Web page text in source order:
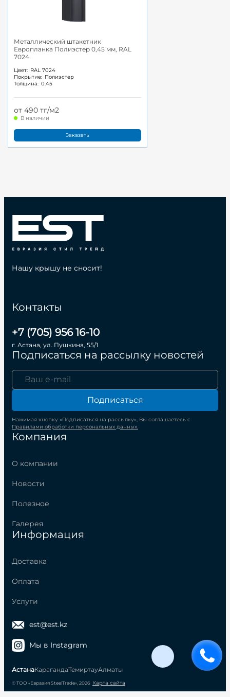
Металлический штакетник
Европланка Полиэстер 0,45 мм, RAL
7024
Цвет: RAL 7024
Покрытие: Полиэстер
Толщина: 0.45
от 490 тг/м2
В наличии
Заказать
Компания
О компании
Новости
Полезное
Галерея
Информация
Доставка
Оплата
Услуги
Контакты
+7 (705) 956 16-10
г. Астана, ул. Пушкина, 55/1
Подписаться на рассылку новостей
Подписаться
Нажимая кнопку «Подписаться на рассылку», Вы соглашаетесь с
Правилами обработки персональных данных.
Нашу крышу не сносит!
est@est.kz
Мы в Instagram
АстанаКарагандаТемиртауАлматы
© ТОО «Евразия SteelTrade», 2026 Карта сайта